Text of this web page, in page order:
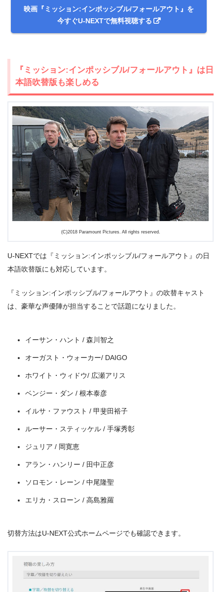
＼＼31日間無料!!お試し解約もOK／／
今すぐ無料でU-NEXTで見る
出典: U-NEXT
＼＼31日間無料!!お試し解約もOK／／
映画『ミッション:インポッシブル/フォールアウト』を
今すぐU-NEXTで無料視聴する
『ミッション:インポッシブル/フォールアウト』は日
本語吹替版も楽しめる
(C)2018 Paramount Pictures. All rights reserved.
U-NEXTでは『ミッション:インポッシブル/フォールアウト』の日
本語吹替版にも対応しています。
『ミッション:インポッシブル/フォールアウト』の吹替キャスト
は、豪華な声優陣が担当することで話題になりました。
イーサン・ハント / 森川智之
オーガスト・ウォーカー/ DAIGO
ホワイト・ウィドウ/ 広瀬アリス
ベンジー・ダン / 根本泰彦
イルサ・ファウスト / 甲斐田裕子
ルーサー・スティッケル / 手塚秀彰
ジュリア / 岡寛恵
アラン・ハンリー / 田中正彦
ソロモン・レーン / 中尾隆聖
エリカ・スローン / 高島雅羅
切替方法はU-NEXT公式ホームページでも確認できます。